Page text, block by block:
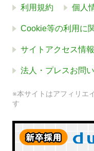
利用規約 個人
Cookie等の利用に
サイトアクセス情
法人・プレスお問
※本サイトはアフィリエ
す